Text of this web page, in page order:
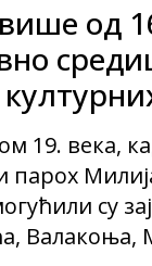
од
19. века,
су